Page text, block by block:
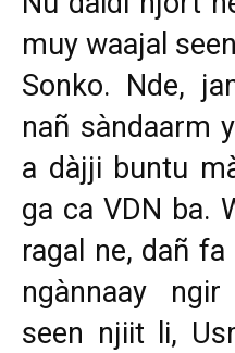
muy waajal
Sonko. Nde,
nañ sàndaarm
a dàjji buntu
ga ca VDN ba.
ragal ne, dañ
ngànnaay
seen njiit li,